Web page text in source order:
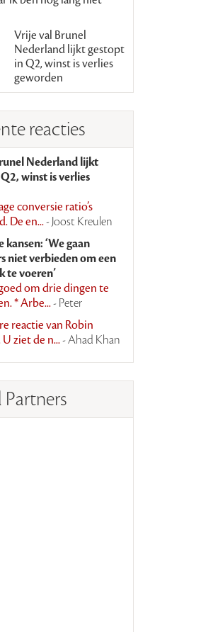
Vrije val Brunel
Nederland lijkt gestopt
in Q2, winst is verlies
geworden
reacties
Nederland lijkt
winst is verlies
conversie ratio’s
De en...- Joost Kreulen
kansen: ‘We gaan
niet verbieden om een
te voeren’
om drie dingen te
* Arbe...- Peter
reactie van Robin
ziet de n...- Ahad Khan